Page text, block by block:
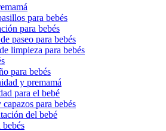
para bebés
para bebés
paseo para bebés
limpieza para bebés
para bebés
y premamá
para el bebé
para bebés
del bebé